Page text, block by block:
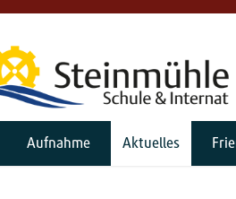
Aufnahme Aktuelles